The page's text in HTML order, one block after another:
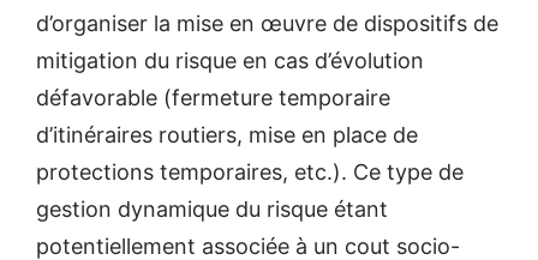
d’organiser la mise en œuvre de dispositifs de
mitigation du risque en cas d’évolution
défavorable (fermeture temporaire
d’itinéraires routiers, mise en place de
protections temporaires, etc.). Ce type de
gestion dynamique du risque étant
potentiellement associée à un cout socio-